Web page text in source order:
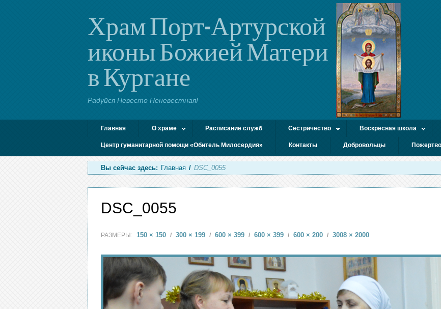
Храм Порт-Артурской
иконы Божией Матери
в Кургане
Радуйся Невесто Неневестная!
Главная О храме Расписание служб Сестричество Воскресная школа
Центр гуманитарной помощи «Обитель Милосердия» Контакты Добровольцы
Вы сейчас здесь: Главная / DSC_0055
DSC_0055
РАЗМЕРЫ: 150 × 150 / 300 × 199 / 600 × 399 / 600 × 399 / 600 × 200 / 3008 × 2000